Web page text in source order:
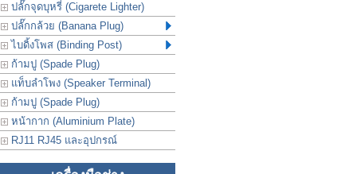
ปลั๊กจุดบุหรี่ (Cigarete Lighter)
ปลั๊กกล้วย (Banana Plug)
ไบดิ้งโพส (Binding Post)
ก้ามปู (Spade Plug)
แท็บลำโพง (Speaker Terminal)
ก้ามปู (Spade Plug)
หน้ากาก (Aluminium Plate)
RJ11 RJ45 และอุปกรณ์